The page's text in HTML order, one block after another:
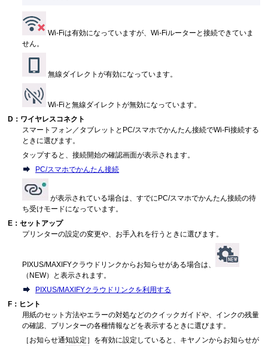
Wi-Fiは有効になっていますが、Wi-Fiルーターと接続できていま
せん。
無線ダイレクトが有効になっています。
Wi-Fiと無線ダイレクトが無効になっています。
D：ワイヤレスコネクト
スマートフォン／タブレットとPC/スマホでかんたん接続でWi-Fi接続する
ときに選びます。
タップすると、接続開始の確認画面が表示されます。
PC/スマホでかんたん接続
が表示されている場合は、すでにPC/スマホでかんたん接続の待
ち受けモードになっています。
E：セットアップ
プリンターの設定の変更や、お手入れを行うときに選びます。
PIXUS/MAXIFYクラウドリンクからお知らせがある場合は、
（NEW）と表示されます。
PIXUS/MAXIFYクラウドリンクを利用する
F：ヒント
用紙のセット方法やエラーの対処などのクイックガイドや、インクの残量
の確認、プリンターの各種情報などを表示するときに選びます。
［お知らせ通知設定］を有効に設定していると、キヤノンからお知らせが